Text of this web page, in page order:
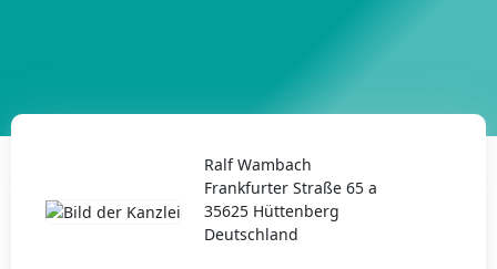
Ralf Wambach
Frankfurter Straße 65 a
35625 Hüttenberg
Deutschland